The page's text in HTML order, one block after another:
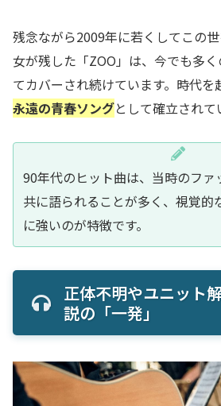
残念ながら2009年に若くしてこの
女が残した「ZOO」は、今でも多
てカバーされ続けています。時代を
永遠の青春ソングとして確立されて
90年代のヒット曲は、当時のファ
共に語られることが多く、視覚的
に強いのが特徴です。
正体不明やユニット
説の「一発」